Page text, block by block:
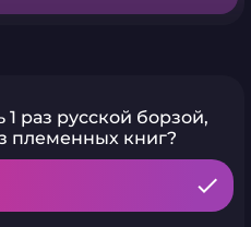
раз русской борзой,
племенных книг?